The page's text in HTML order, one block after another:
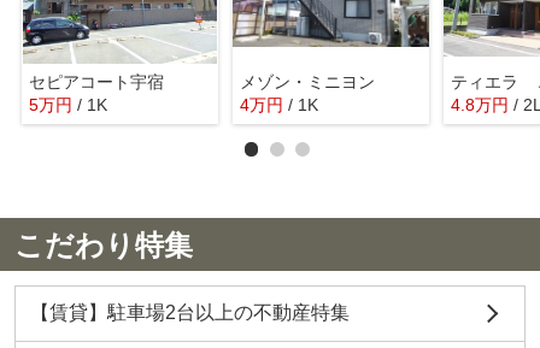
セピアコート宇宿
5万円 / 1K
メゾン・ミニヨン
4万円 / 1K
ティエラ
4.8万円 /
こだわり特集
【賃貸】駐車場2台以上の不動産特集